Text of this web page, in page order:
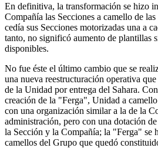
En definitiva, la transformación se hizo
Compañía las Secciones a camello de
cedía sus Secciones motorizadas una a
tanto, no significó aumento de plantillas
disponibles.
No fue éste el último cambio que se
una nueva reestructuración operativa
de la Unidad por entrega del Sahara.
creación de la "Ferga", Unidad a
con una organización similar a la de la
administración, pero con una dotación
la Sección y la Compañía; la "Ferga" se
camellos del Grupo que quedó